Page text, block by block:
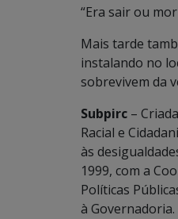
“Era sair ou
Mais tarde
instalando no
sobrevivem da
Subpirc –
Racial e
às
1999, com a
Políticas
à Governadoria.